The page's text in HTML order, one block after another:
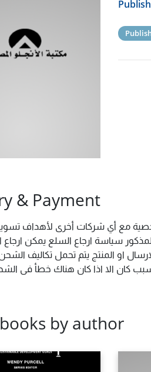
& Payment
مع أي شركات أخرى لأهداف
سياسة ارجاع السلع يمكن ارجاع
او المنتج يتم تحمل تكاليف
سبب كان الا اذا كان هناك خطأ فى
by author